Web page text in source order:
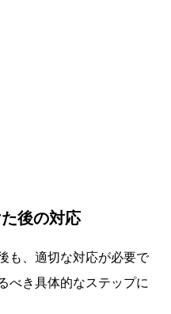
後の対応
も、適切な対応が必要で
べき具体的なステップに